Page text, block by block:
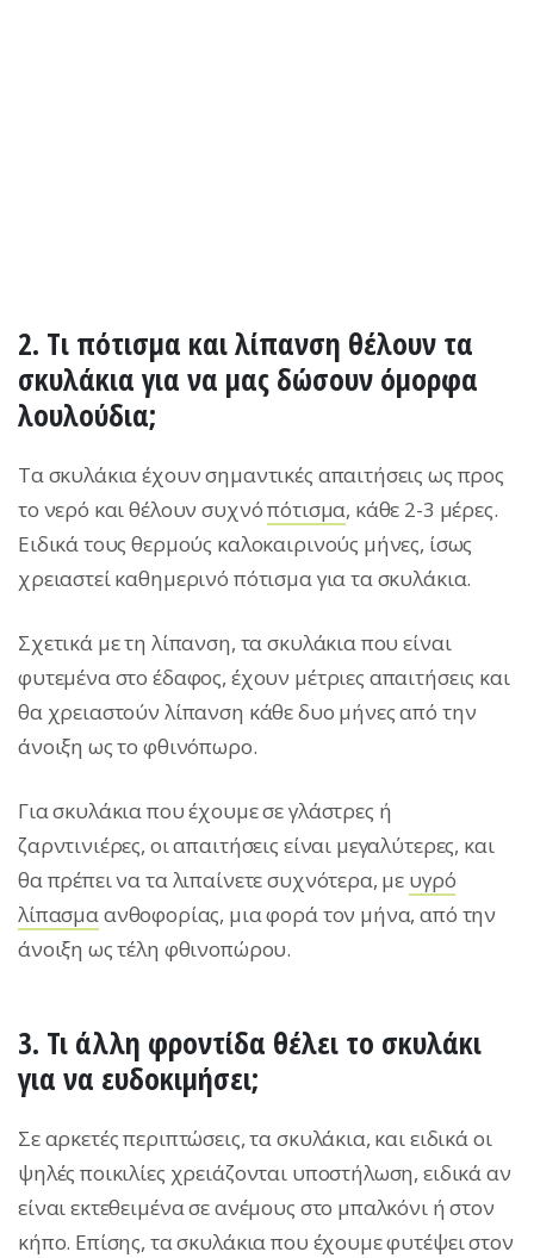
2. Tι πότισμα και λίπανση θέλουν τα
σκυλάκια για να μας δώσουν όμορφα
λουλούδια;
Τα σκυλάκια έχουν σημαντικές απαιτήσεις ως προς
το νερό και θέλουν συχνόπότισμα, κάθε 2-3 μέρες.
Ειδικά τους θερμούς καλοκαιρινούς μήνες, ίσως
χρειαστεί καθημερινό πότισμα για τα σκυλάκια.
Σχετικά με τη λίπανση, τα σκυλάκια που είναι
φυτεμένα στο έδαφος, έχουν μέτριες απαιτήσεις και
θα χρειαστούν λίπανση κάθε δυο μήνες από την
άνοιξη ως το φθινόπωρο.
Για σκυλάκια που έχουμε σε γλάστρες ή
ζαρντινιέρες, οι απαιτήσεις είναι μεγαλύτερες, και
θα πρέπει να τα λιπαίνετε συχνότερα, με υγρό
λίπασμαανθοφορίας, μια φορά τον μήνα, από την
άνοιξη ως τέλη φθινοπώρου.
3. Τι άλλη φροντίδα θέλει το σκυλάκι
για να ευδοκιμήσει;
Σε αρκετές περιπτώσεις, τα σκυλάκια, και ειδικά οι
ψηλές ποικιλίες χρειάζονται υποστήλωση, ειδικά αν
είναι εκτεθειμένα σε ανέμους στο μπαλκόνι ή στον
κήπο. Επίσης, τα σκυλάκια που έχουμε φυτέψει στον